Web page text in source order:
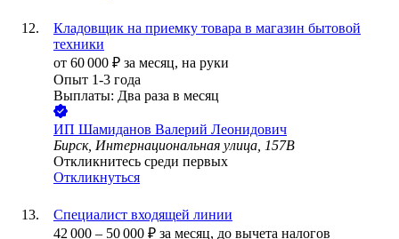
Кладовщик на приемку товара в магазин бытовой
техники
от 60 000 ₽ за месяц, на руки
Опыт 1-3 года
Выплаты: Два раза в месяц
ИП Шамиданов Валерий Леонидович
Бирск, Интернациональная улица, 157В
Откликнитесь среди первых
Откликнуться
Специалист входящей линии
42 000 – 50 000 ₽ за месяц, до вычета налогов